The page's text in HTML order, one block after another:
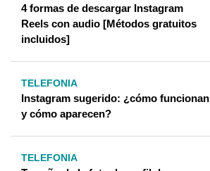
4 formas de descargar Instagram
Reels con audio [Métodos gratuitos
incluidos]
TELEFONIA
Instagram sugerido: ¿cómo funcionan
y cómo aparecen?
TELEFONIA